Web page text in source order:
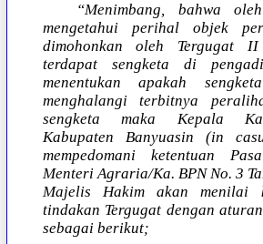
“Menimbang, bahwa
mengetahui perihal objek
dimohonkan oleh Tergugat
terdapat sengketa di
menentukan apakah
menghalangi terbitnya
sengketa maka Kepala
Kabupaten Banyuasin (in
mempedomani ketentuan
Menteri Agraria/Ka. BPN No. 3
Majelis Hakim akan menilai
tindakan Tergugat dengan
sebagai berikut;